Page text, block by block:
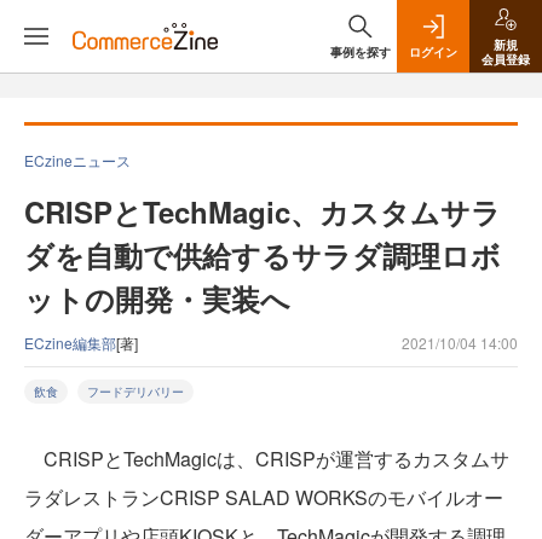
事例を探す ログイン
新規
会員登録
ECzineニュース
CRISPとTechMagic、カスタムサラ
ダを自動で供給するサラダ調理ロボ
ットの開発・実装へ
ECzine編集部[著] 2021/10/04 14:00
飲食 フードデリバリー
CRISPとTechMagicは、CRISPが運営するカスタムサ
ラダレストランCRISP SALAD WORKSのモバイルオー